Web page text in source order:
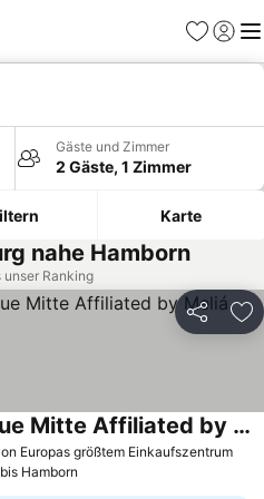
Favoriten
Gäste und Zimmer
2 Gäste, 1 Zimmer
Karte
nahe Hamborn
unser Ranking
Teilen
Europas größtem Einkaufszentrum
Hotel Oberhausen Neue Mitte Affiliated by Meliá
Hamborn